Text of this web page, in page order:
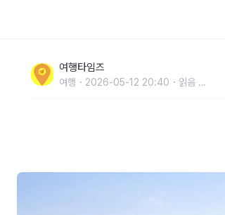
여행타임즈
여행 2026-05-12 20:40 읽음 ...